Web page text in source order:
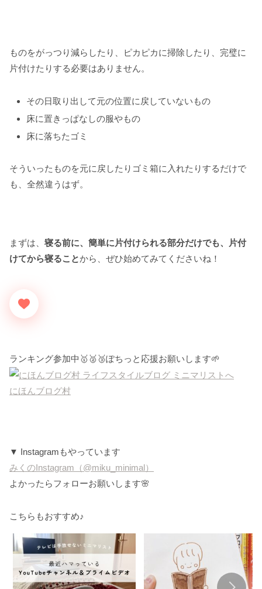
ものをがっつり減らしたり、ピカピカに掃除したり、完璧に
片付けたりする必要はありません。
その日取り出して元の位置に戻していないもの
床に置きっぱなしの服やもの
床に落ちたゴミ
そういったものを元に戻したりゴミ箱に入れたりするだけで
も、全然違うはず。
まずは、 寝る前に、簡単に片付けられる部分だけでも、片付
けてから寝ることから、ぜひ始めてみてくださいね！
ランキング参加中🥇🥈🥉ぽちっと応援お願いします🌱
にほんブログ村
▼ Instagramもやっています
みくのInstagram（@miku_minimal）
よかったらフォローお願いします🌸
こちらもおすすめ♪